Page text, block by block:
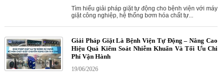
Tìm hiểu giải pháp giặt tự động cho bệnh viện với máy
giặt công nghiệp, hệ thống bơm hóa chất tự...
Giải Pháp Giặt Là Bệnh Viện Tự Động – Nâng Cao
Hiệu Quả Kiểm Soát Nhiễm Khuẩn Và Tối Ưu Chi
Phí Vận Hành
19/06/2026